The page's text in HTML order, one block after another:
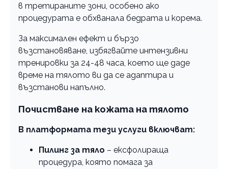
в третираните зони, особено ако
процедурата е обхванала бедрата и корема.
За максимален ефект и бързо
възстановяване, избягвайте интензивни
тренировки за 24-48 часа, което ще даде
време на тялото ви да се адаптира и
възстанови напълно.
Почистване на кожата на тялото
В платформата тези услуги включват:
Пилинг за тяло – ексфолираща
процедура, която помага за